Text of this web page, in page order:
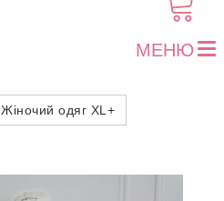
МЕНЮ
Жіночий одяг XL+